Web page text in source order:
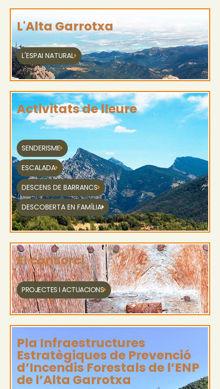
L'Alta Garrotxa
L'ESPAI NATURAL
Activitats de lleure
SENDERISME
ESCALADA
DESCENS DE BARRANCS
DESCOBERTA EN FAMÍLIA
El consorci
PROJECTES I ACTUACIONS
Pla Infraestructures
Estratègiques de Prevenció
d’Incendis Forestals de l’ENP
de l’Alta Garrotxa